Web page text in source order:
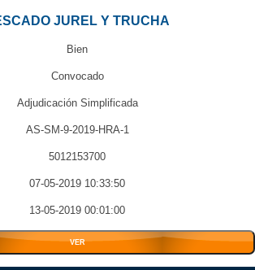
JUREL Y TRUCHA
Bien
Convocado
Adjudicación Simplificada
AS-SM-9-2019-HRA-1
5012153700
07-05-2019 10:33:50
13-05-2019 00:01:00
VER